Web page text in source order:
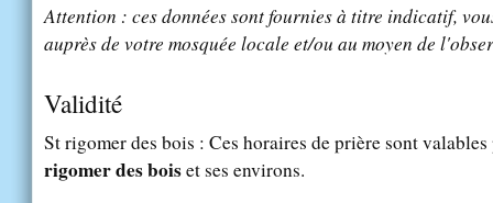
Attention : ces données sont fournies à titre indicatif,
auprès de votre mosquée locale et/ou au moyen de
Validité
St rigomer des bois : Ces horaires de prière sont
rigomer des boiset ses environs.